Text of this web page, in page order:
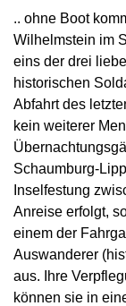
.. ohne Boot
Wilhelmstein im
eins der drei
historischen
Abfahrt des
kein weiterer
Schaumburg-
Inselfestung
Anreise erfolgt,
einem der
Auswanderer
aus. Ihre
können sie in